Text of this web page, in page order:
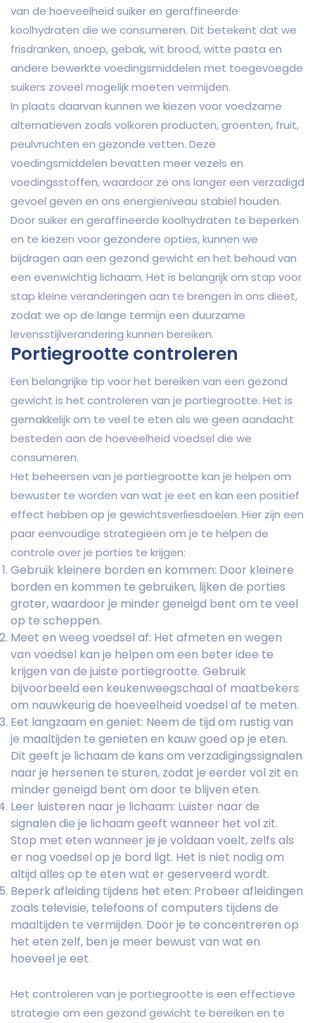
van de hoeveelheid suiker en geraffineerde
koolhydraten die we consumeren. Dit betekent dat we
frisdranken, snoep, gebak, wit brood, witte pasta en
andere bewerkte voedingsmiddelen met toegevoegde
suikers zoveel mogelijk moeten vermijden.
In plaats daarvan kunnen we kiezen voor voedzame
alternatieven zoals volkoren producten, groenten, fruit,
peulvruchten en gezonde vetten. Deze
voedingsmiddelen bevatten meer vezels en
voedingsstoffen, waardoor ze ons langer een verzadigd
gevoel geven en ons energieniveau stabiel houden.
Door suiker en geraffineerde koolhydraten te beperken
en te kiezen voor gezondere opties, kunnen we
bijdragen aan een gezond gewicht en het behoud van
een evenwichtig lichaam. Het is belangrijk om stap voor
stap kleine veranderingen aan te brengen in ons dieet,
zodat we op de lange termijn een duurzame
levensstijlverandering kunnen bereiken.
Portiegrootte controleren
Een belangrijke tip voor het bereiken van een gezond
gewicht is het controleren van je portiegrootte. Het is
gemakkelijk om te veel te eten als we geen aandacht
besteden aan de hoeveelheid voedsel die we
consumeren.
Het beheersen van je portiegrootte kan je helpen om
bewuster te worden van wat je eet en kan een positief
effect hebben op je gewichtsverliesdoelen. Hier zijn een
paar eenvoudige strategieën om je te helpen de
controle over je porties te krijgen:
Gebruik kleinere borden en kommen: Door kleinere
borden en kommen te gebruiken, lijken de porties
groter, waardoor je minder geneigd bent om te veel
op te scheppen.
Meet en weeg voedsel af: Het afmeten en wegen
van voedsel kan je helpen om een beter idee te
krijgen van de juiste portiegrootte. Gebruik
bijvoorbeeld een keukenweegschaal of maatbekers
om nauwkeurig de hoeveelheid voedsel af te meten.
Eet langzaam en geniet: Neem de tijd om rustig van
je maaltijden te genieten en kauw goed op je eten.
Dit geeft je lichaam de kans om verzadigingssignalen
naar je hersenen te sturen, zodat je eerder vol zit en
minder geneigd bent om door te blijven eten.
Leer luisteren naar je lichaam: Luister naar de
signalen die je lichaam geeft wanneer het vol zit.
Stop met eten wanneer je je voldaan voelt, zelfs als
er nog voedsel op je bord ligt. Het is niet nodig om
altijd alles op te eten wat er geserveerd wordt.
Beperk afleiding tijdens het eten: Probeer afleidingen
zoals televisie, telefoons of computers tijdens de
maaltijden te vermijden. Door je te concentreren op
het eten zelf, ben je meer bewust van wat en
hoeveel je eet.
Het controleren van je portiegrootte is een effectieve
strategie om een gezond gewicht te bereiken en te